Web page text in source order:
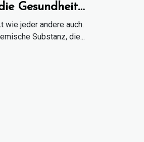
Gesundheit
?
wie jeder andere auch.
Substanz, die...